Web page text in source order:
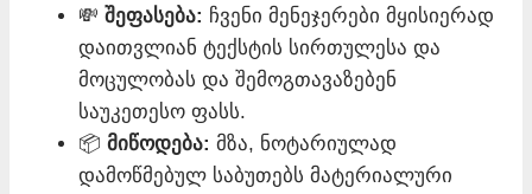
💸 შეფასება: ჩვენი მენეჯერები მყისიერად
დაითვლიან ტექსტის სირთულესა და
მოცულობას და შემოგთავაზებენ
საუკეთესო ფასს.
📦 მიწოდება: მზა, ნოტარიულად
დამოწმებულ საბუთებს მატერიალური